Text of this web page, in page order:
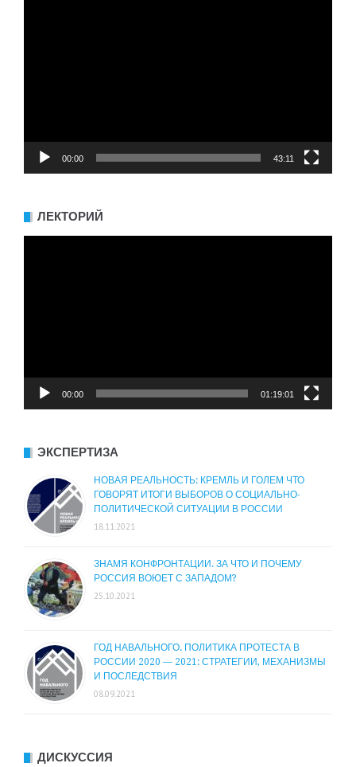
00:00 43:11
ЛЕКТОРИЙ
00:00 01:19:01
ЭКСПЕРТИЗА
НОВАЯ РЕАЛЬНОСТЬ: КРЕМЛЬ И ГОЛЕМ ЧТО
ГОВОРЯТ ИТОГИ ВЫБОРОВ О СОЦИАЛЬНО-
ПОЛИТИЧЕСКОЙ СИТУАЦИИ В РОССИИ
18.11.2021
ЗНАМЯ КОНФРОНТАЦИИ. ЗА ЧТО И ПОЧЕМУ
РОССИЯ ВОЮЕТ С ЗАПАДОМ?
25.10.2021
ГОД НАВАЛЬНОГО. ПОЛИТИКА ПРОТЕСТА В
РОССИИ 2020 — 2021: СТРАТЕГИИ, МЕХАНИЗМЫ
И ПОСЛЕДСТВИЯ
08.09.2021
ДИСКУССИЯ